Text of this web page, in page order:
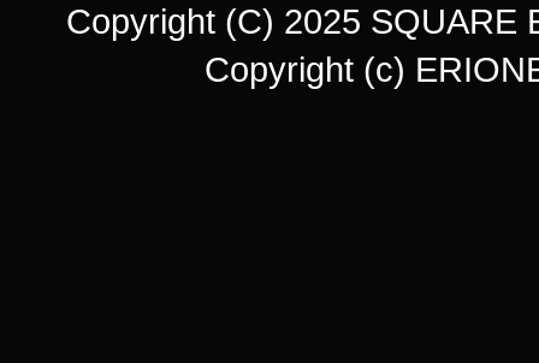
Copyright (C) 2025 SQUARE
Copyright (c)